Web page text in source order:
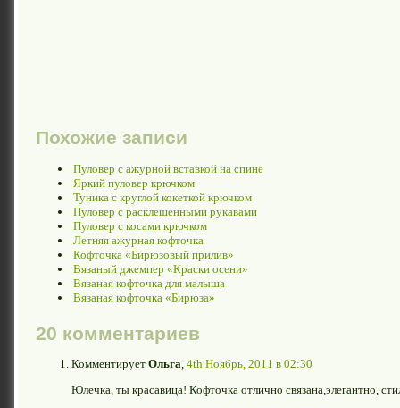
Похожие записи
Пуловер с ажурной вставкой на спине
Яркий пуловер крючком
Туника с круглой кокеткой крючком
Пуловер с расклешенными рукавами
Пуловер с косами крючком
Летняя ажурная кофточка
Кофточка «Бирюзовый прилив»
Вязаный джемпер «Краски осени»
Вязаная кофточка для малыша
Вязаная кофточка «Бирюза»
20 комментариев
Комментирует Ольга 4th Ноябрь, 2011 в 02:30
Юлечка, ты красавица! Кофточка отлично связана,элегантно,